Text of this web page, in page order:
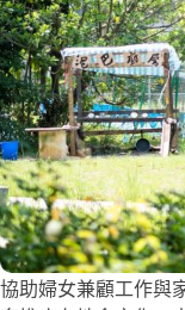
協助婦女兼顧工作與